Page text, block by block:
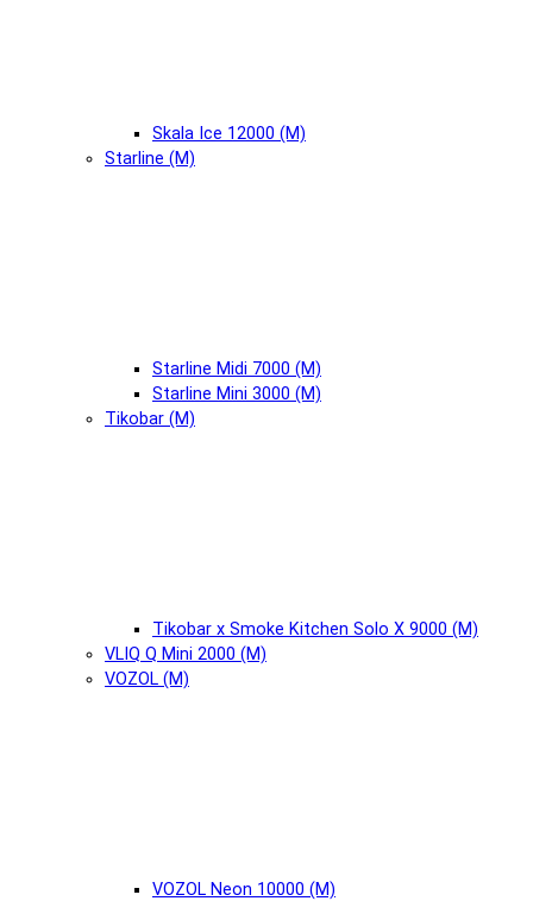
Skala Ice 12000 (М)
Starline (М)
Starline Midi 7000 (М)
Starline Mini 3000 (М)
Tikobar (М)
Tikobar x Smoke Kitchen Solo X 9000 (М)
VLIQ Q Mini 2000 (М)
VOZOL (М)
VOZOL Neon 10000 (М)